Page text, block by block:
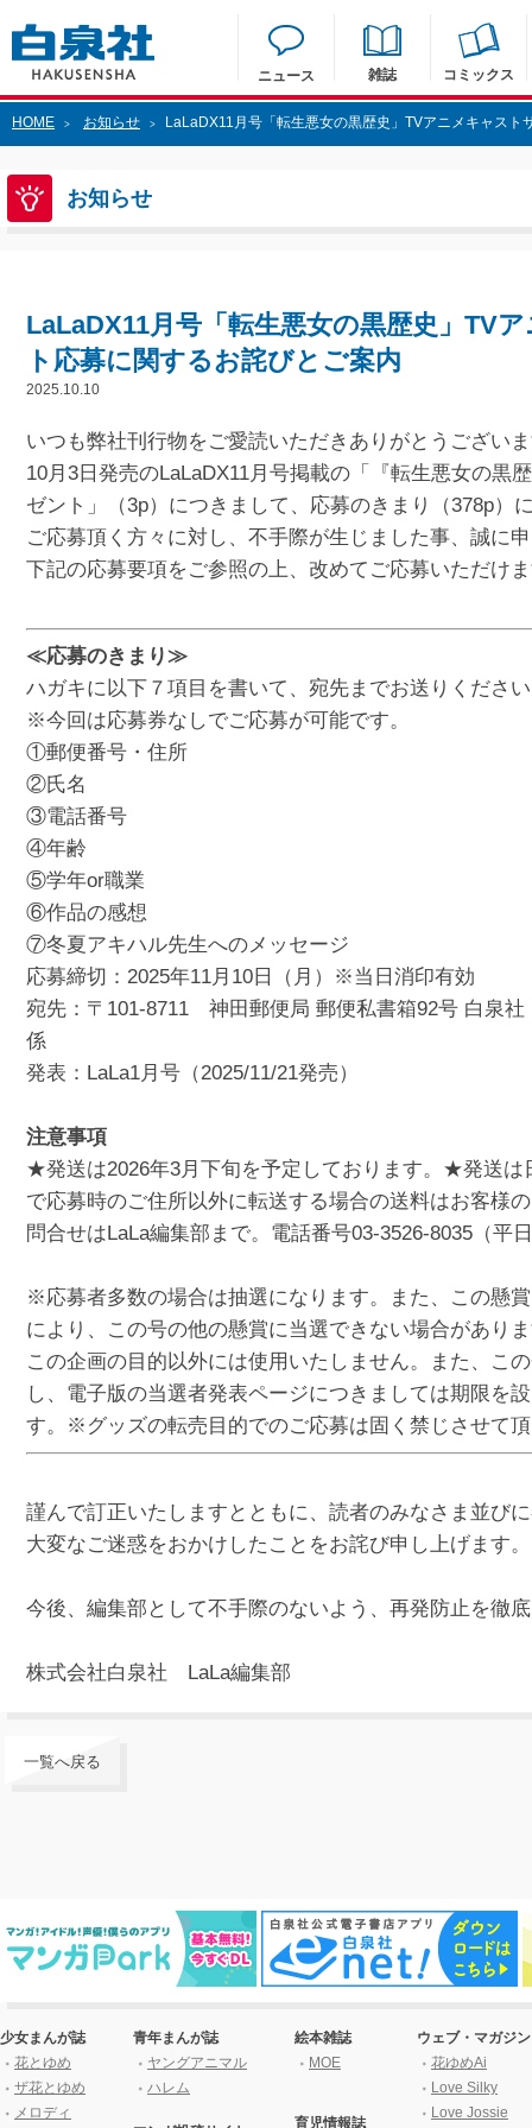
ニュース 雑誌 コミックス
HOME > お知らせ > LaLaDX11月号「転生悪女の黒歴史」TVアニメキャス
お知らせ
LaLaDX11月号「転生悪女の黒歴史」TV
ト応募に関するお詫びとご案内
2025.10.10
いつも弊社刊行物をご愛読いただきありがとうござい
10月3日発売のLaLaDX11月号掲載の「『転生悪女の黒
ゼント」（3p）につきまして、応募のきまり（378p）
ご応募頂く方々に対し、不手際が生じました事、誠に
下記の応募要項をご参照の上、改めてご応募いただけ
≪応募のきまり≫
ハガキに以下７項目を書いて、宛先までお送りくださ
※今回は応募券なしでご応募が可能です。
①郵便番号・住所
②氏名
③電話番号
④年齢
⑤学年or職業
⑥作品の感想
⑦冬夏アキハル先生へのメッセージ
応募締切：2025年11月10日（月）※当日消印有効
宛先：〒101-8711 神田郵便局 郵便私書箱92号 白泉
係
発表：LaLa1月号（2025/11/21発売）
注意事項
★発送は2026年3月下旬を予定しております。★発送
で応募時のご住所以外に転送する場合の送料はお客様
問合せはLaLa編集部まで。電話番号03-3526-8035（平
※応募者多数の場合は抽選になります。また、この懸
により、この号の他の懸賞に当選できない場合があり
この企画の目的以外には使用いたしません。また、こ
し、電子版の当選者発表ページにつきましては期限を
す。※グッズの転売目的でのご応募は固く禁じさせて
謹んで訂正いたしますとともに、読者のみなさま並び
大変なご迷惑をおかけしたことをお詫び申し上げます。
今後、編集部として不手際のないよう、再発防止を徹
株式会社白泉社 LaLa編集部
一覧へ戻る
少女まんが誌
花とゆめ
ザ花とゆめ
メロディ
青年まんが誌
ヤングアニマル
ハレム
絵本雑誌
MOE
育児情報誌
ウェブ・マガジン
花ゆめAi
Love Silky
Love Jossie